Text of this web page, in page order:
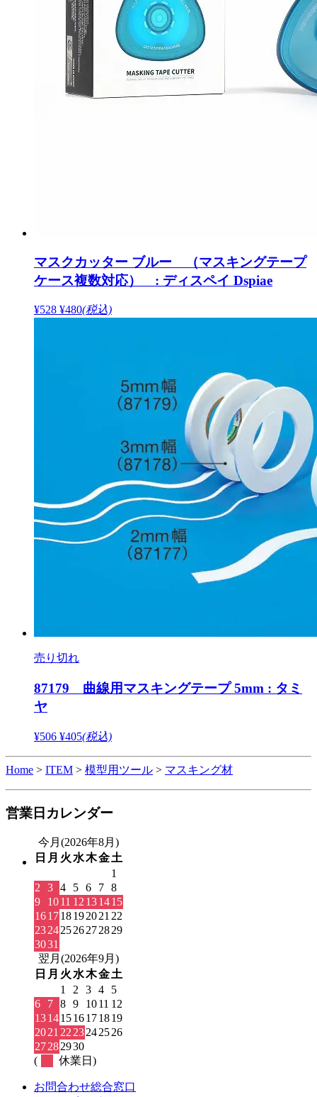
マスクカッター ブルー （マスキングテープ
ケース複数対応） : ディスペイ Dspiae
¥528 ¥480(税込)
売り切れ
87179 曲線用マスキングテープ 5mm : タミ
ヤ
¥506 ¥405(税込)
Home > ITEM > 模型用ツール > マスキング材
営業日カレンダー
今月(2026年8月)
日 月 火 水木金土
1
2
3 4 5 6 7 8
9
1011 12 131415
161718192021 22
23242526272829
3031
翌月(2026年9月)
日 月 火 水木金土
1
2 3 4
5
6
7 8 9 1011 12
13141516171819
2021 22 23242526
27282930
(
休業日)
お問合わせ総合窓口